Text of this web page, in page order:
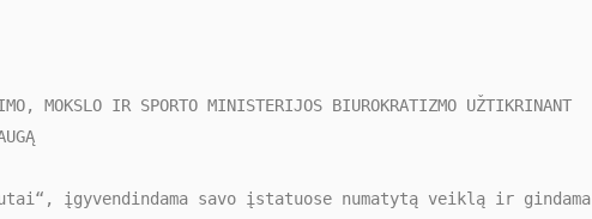
MOKSLO IR SPORTO MINISTERIJOS BIUROKRATIZMO UŽTIKRINANT
įgyvendindama savo įstatuose numatytą veiklą ir gindama